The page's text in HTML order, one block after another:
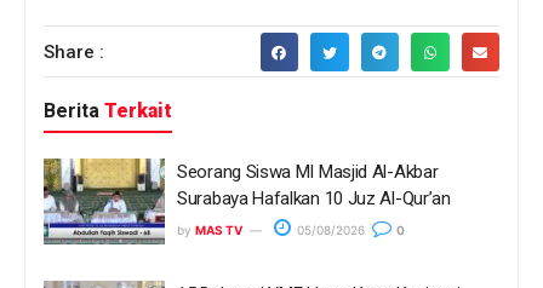
Share :
Berita Terkait
Seorang Siswa MI Masjid Al-Akbar
Surabaya Hafalkan 10 Juz Al-Qur’an
by MAS TV 05/08/2026 0